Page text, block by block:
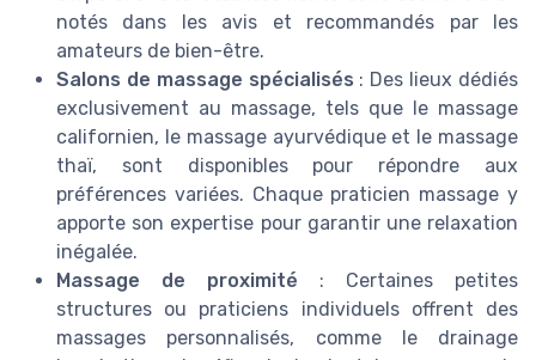
notés dans les avis et recommandés par les
amateurs de bien-être.
Salons de massage spécialisés : Des lieux dédiés
exclusivement au massage, tels que le massage
californien, le massage ayurvédique et le massage
thaï, sont disponibles pour répondre aux
préférences variées. Chaque praticien massage y
apporte son expertise pour garantir une relaxation
inégalée.
Massage de proximité : Certaines petites
structures ou praticiens individuels offrent des
massages personnalisés, comme le drainage